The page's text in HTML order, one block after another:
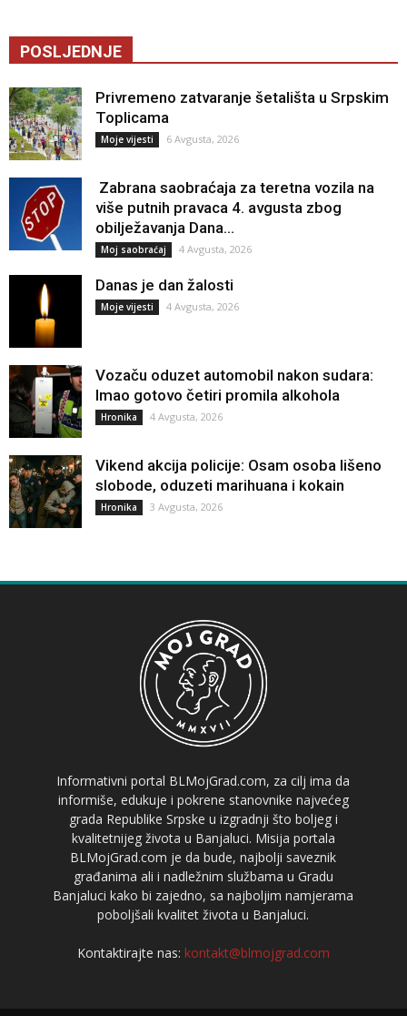
POSLJEDNJE
Privremeno zatvaranje šetališta u Srpskim
Toplicama
Moje vijesti 6 Avgusta, 2026
Zabrana saobraćaja za teretna vozila na
više putnih pravaca 4. avgusta zbog
obilježavanja Dana...
Moj saobraćaj 4 Avgusta, 2026
Danas je dan žalosti
Moje vijesti 4 Avgusta, 2026
Vozaču oduzet automobil nakon sudara:
Imao gotovo četiri promila alkohola
Hronika 4 Avgusta, 2026
Vikend akcija policije: Osam osoba lišeno
slobode, oduzeti marihuana i kokain
Hronika 3 Avgusta, 2026
Informativni portal BLMojGrad.com, za cilj ima da
informiše, edukuje i pokrene stanovnike najvećeg
grada Republike Srpske u izgradnji što boljeg i
kvalitetnijeg života u Banjaluci. Misija portala
BLMojGrad.com je da bude, najbolji saveznik
građanima ali i nadležnim službama u Gradu
Banjaluci kako bi zajedno, sa najboljim namjerama
poboljšali kvalitet života u Banjaluci.
Kontaktirajte nas: kontakt@blmojgrad.com